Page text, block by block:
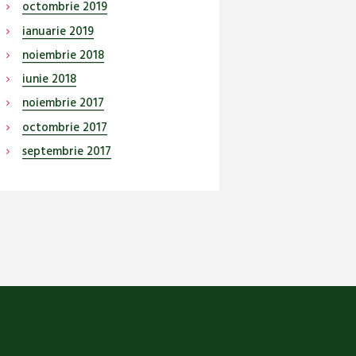
octombrie 2019
ianuarie 2019
noiembrie 2018
iunie 2018
noiembrie 2017
octombrie 2017
septembrie 2017